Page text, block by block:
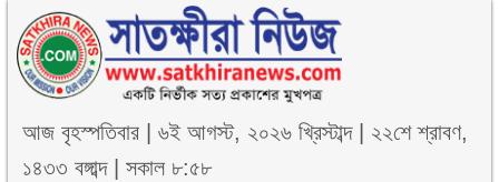
আজবৃহস্পতিবার |৬ই আগস্ট, ২০২৬ খ্রিস্টাব্দ| ২২শে শ্রাবণ,
১৪৩৩ বঙ্গাব্দ|সকাল ৮:৫৮